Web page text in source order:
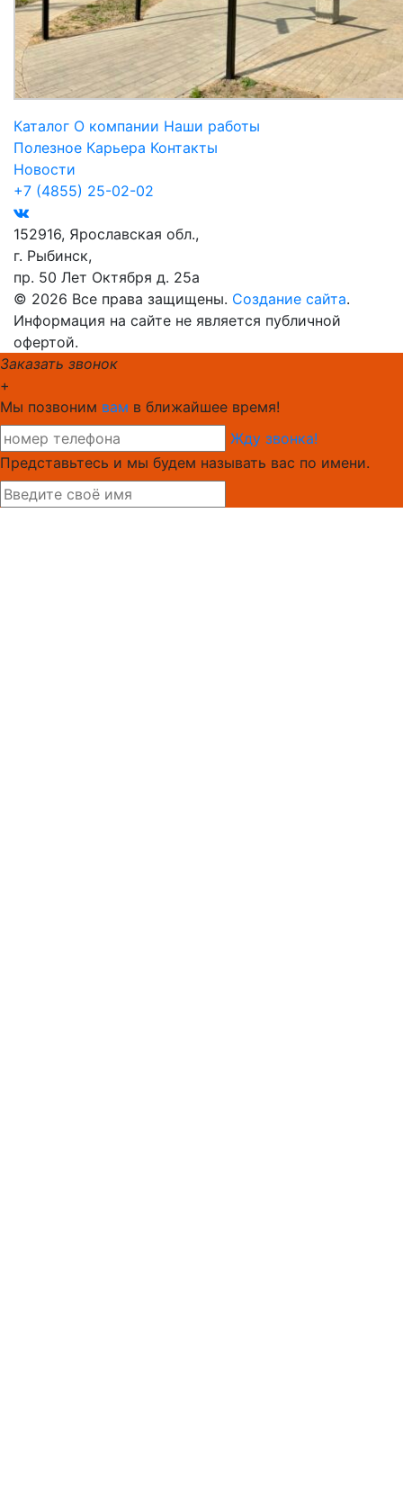
Каталог О компании Наши работы
Полезное Карьера Контакты
Новости
+7 (4855) 25-02-02
152916, Ярославская обл.,
г. Рыбинск,
пр. 50 Лет Октября д. 25а
© 2026 Все права защищены. Создание сайта.
Информация на сайте не является публичной
офертой.
Заказать звонок
+
Мы позвоним вам в ближайшее время!
Жду звонка!
Представьтесь и мы будем называть вас по имени.